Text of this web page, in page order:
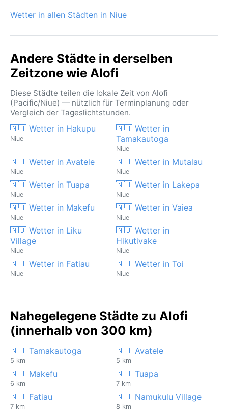
Wetter in allen Städten in Niue
Andere Städte in derselben
Zeitzone wie Alofi
Diese Städte teilen die lokale Zeit von Alofi
(Pacific/Niue) — nützlich für Terminplanung oder
Vergleich der Tageslichtstunden.
🇳🇺 Wetter in Hakupu
Niue
🇳🇺 Wetter in
Tamakautoga
Niue
🇳🇺 Wetter in Avatele
Niue
🇳🇺 Wetter in Mutalau
Niue
🇳🇺 Wetter in Tuapa
Niue
🇳🇺 Wetter in Lakepa
Niue
🇳🇺 Wetter in Makefu
Niue
🇳🇺 Wetter in Vaiea
Niue
🇳🇺 Wetter in Liku
Village
Niue
🇳🇺 Wetter in
Hikutivake
Niue
🇳🇺 Wetter in Fatiau
Niue
🇳🇺 Wetter in Toi
Niue
Nahegelegene Städte zu Alofi
(innerhalb von 300 km)
🇳🇺 Tamakautoga
5 km
🇳🇺 Avatele
5 km
🇳🇺 Makefu
6 km
🇳🇺 Tuapa
7 km
🇳🇺 Fatiau
7 km
🇳🇺 Namukulu Village
8 km